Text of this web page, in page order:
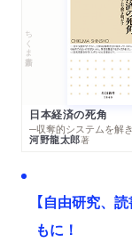
ちくま新書
日本経済の死角
─収奪的システムを解
河野龍太郎著
【自由研究、
もに！